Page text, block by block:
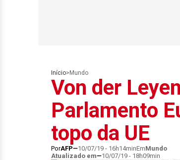
Início> Mundo
Von der
Parlamento
topo da UE
PorAFP 10/07/19 - 16h14minEmMundo
Atualizado em
10/07/19 - 18h09min